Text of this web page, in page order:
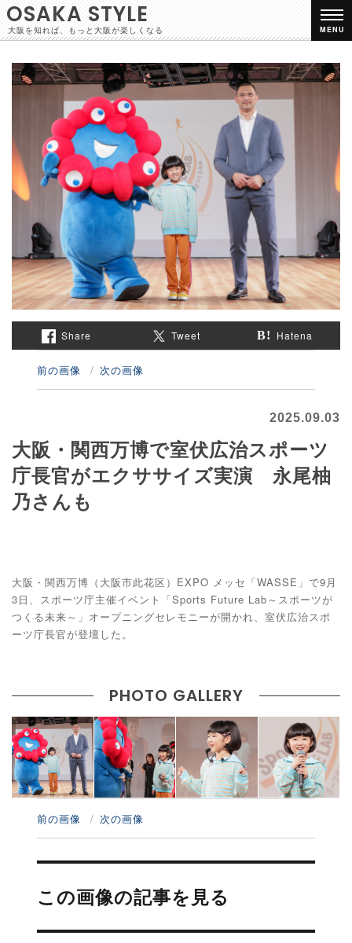
OSAKA STYLE
大阪を知れば、もっと大阪が楽しくなる MENU
Share Tweet Hatena
前の画像 次の画像
2025.09.03
大阪・関西万博で室伏広治スポーツ
庁長官がエクササイズ実演 永尾柚
乃さんも
大阪・関西万博（大阪市此花区）EXPO メッセ「WASSE」で9月
3日、スポーツ庁主催イベント「Sports Future Lab～スポーツが
つくる未来～」オープニングセレモニーが開かれ、室伏広治スポ
ーツ庁長官が登壇した。
PHOTO GALLERY
前の画像 次の画像
投
ナ
ビ
ー
この画像の記事を見る